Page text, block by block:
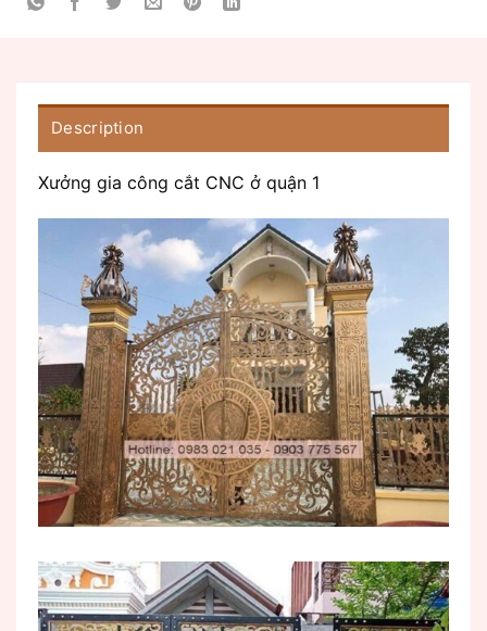
Description
Xưởng gia công cắt CNC ở quận 1